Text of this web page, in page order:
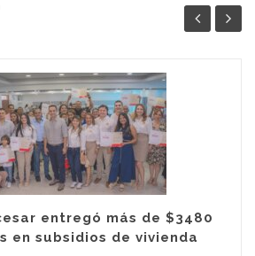
entregó más de $3480
en subsidios de vivienda